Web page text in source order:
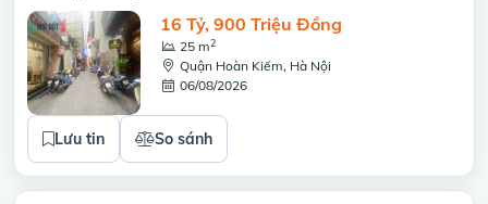
16 Tỷ, 900 Triệu Đồng
25 m2
Quận Hoàn Kiếm, Hà Nội
06/08/2026
Lưu tin So sánh